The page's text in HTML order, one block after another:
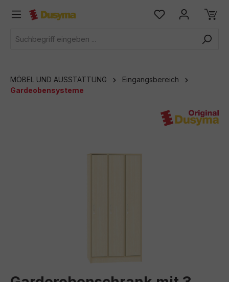
springen
MÖBEL UND AUSSTATTUNG
Eingangsbereich
Gardeobensysteme
Bildergalerie überspringen